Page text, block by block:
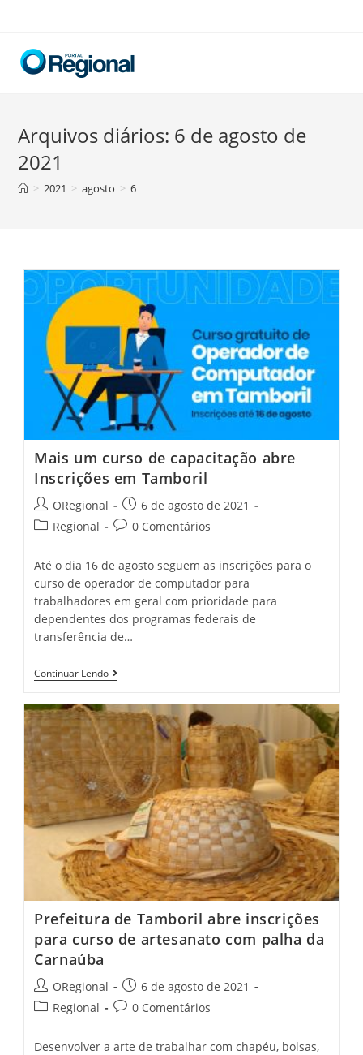
content
Arquivos diários: 6 de agosto de
2021
> 2021 > agosto > 6
Mais um curso de capacitação abre
Inscrições em Tamboril
Post
author:
ORegional
Post
published:
6 de agosto de 2021
PostRegional
Post0 Comentários
Até o dia 16 de agosto seguem as inscrições para o
curso de operador de computador para
trabalhadores em geral com prioridade para
dependentes dos programas federais de
transferência de…
Continuar LendoMais
Um
De
Capacitação
Abre
Inscrições
Em
Tamboril
Prefeitura de Tamboril abre inscrições
para curso de artesanato com palha da
Carnaúba
Post
author:
ORegional
Post
published:
6 de agosto de 2021
PostRegional
Post0 Comentários
Desenvolver a arte de trabalhar com chapéu, bolsas,